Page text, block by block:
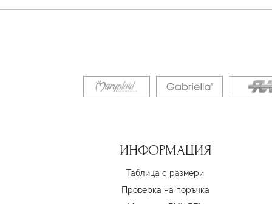
ИНФОРМАЦИЯ
Таблица с размери
Проверка на поръчка